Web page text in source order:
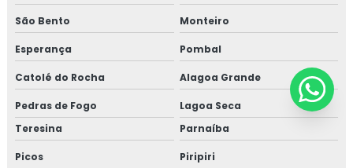
São Bento Monteiro
Esperança Pombal
Catolé do Rocha Alagoa Grande
Pedras de Fogo
Lagoa Seca
Teresina
Parnaíba
Picos Piripiri